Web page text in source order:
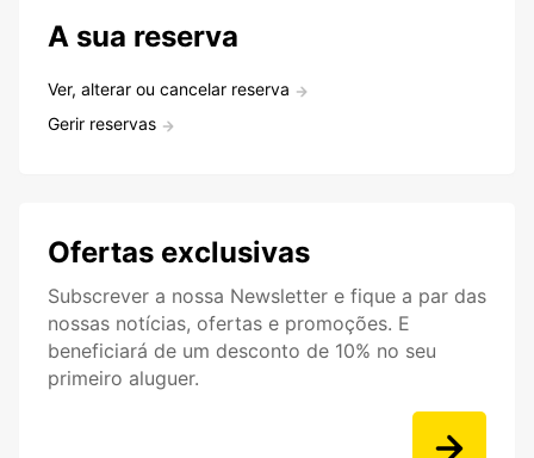
A sua reserva
Ver, alterar ou cancelar reserva
Gerir reservas
Ofertas exclusivas
Subscrever a nossa Newsletter e fique a par das
nossas notícias, ofertas e promoções. E
beneficiará de um desconto de 10% no seu
primeiro aluguer.